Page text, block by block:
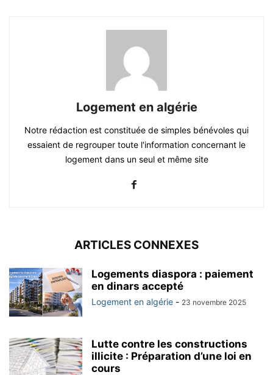
Logement en algérie
Notre rédaction est constituée de simples bénévoles qui
essaient de regrouper toute l'information concernant le
logement dans un seul et même site
ARTICLES CONNEXES
Logements diaspora : paiement
en dinars accepté
Logement en algérie - 23 novembre 2025
Lutte contre les constructions
illicite : Préparation d’une loi en
cours